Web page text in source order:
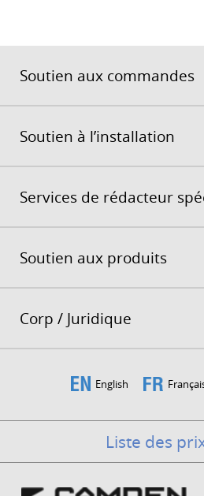
Soutien aux commandes
Soutien à l’installation
Services de rédacteur
Soutien aux produits
Corp / Juridique
English
Liste des